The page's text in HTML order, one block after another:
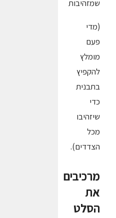
שמזהיבות
(מדי
פעם
מומלץ
להקפיץ
בתבנית
כדי
שיזהיבו
מכל
הצדדים).
מרכיבים
את
הסלט